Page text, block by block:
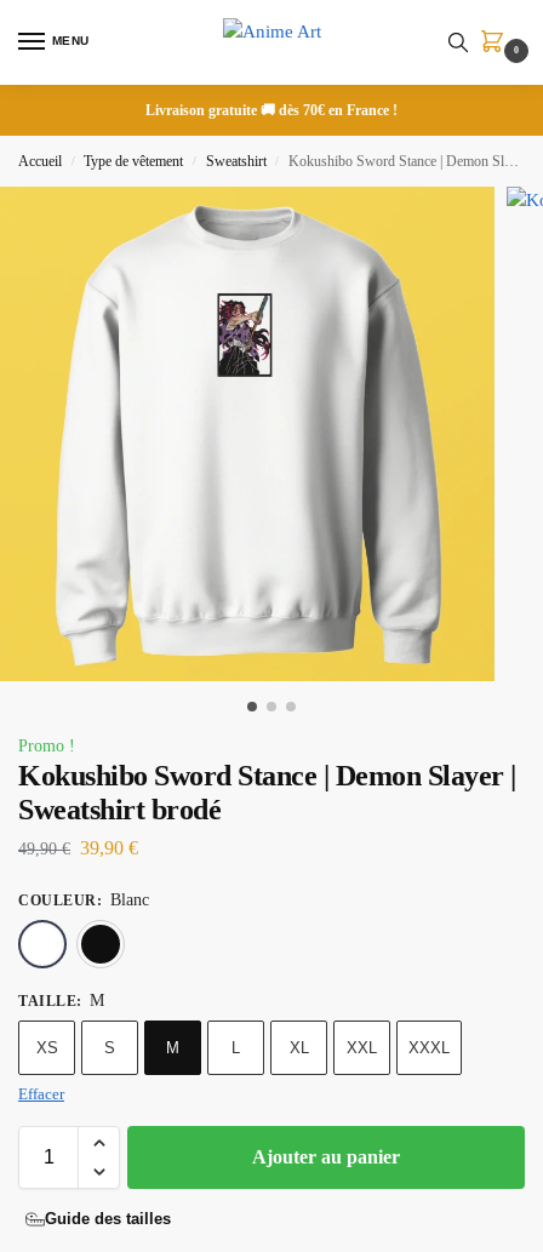
MENU
0
Livraison gratuite 🚚 dès 70€ en France !
Accueil / Type de vêtement / Sweatshirt / Kokushibo Sword Stance | Demon Slayer | Sweatshirt brodé
Promo !
Kokushibo Sword Stance | Demon Slayer |
Sweatshirt brodé
49,90€ 39,90 €
COULEUR : Blanc
TAILLE: M
XS S M L XL XXL XXXL
Effacer
Ajouter au panier
Guide des tailles